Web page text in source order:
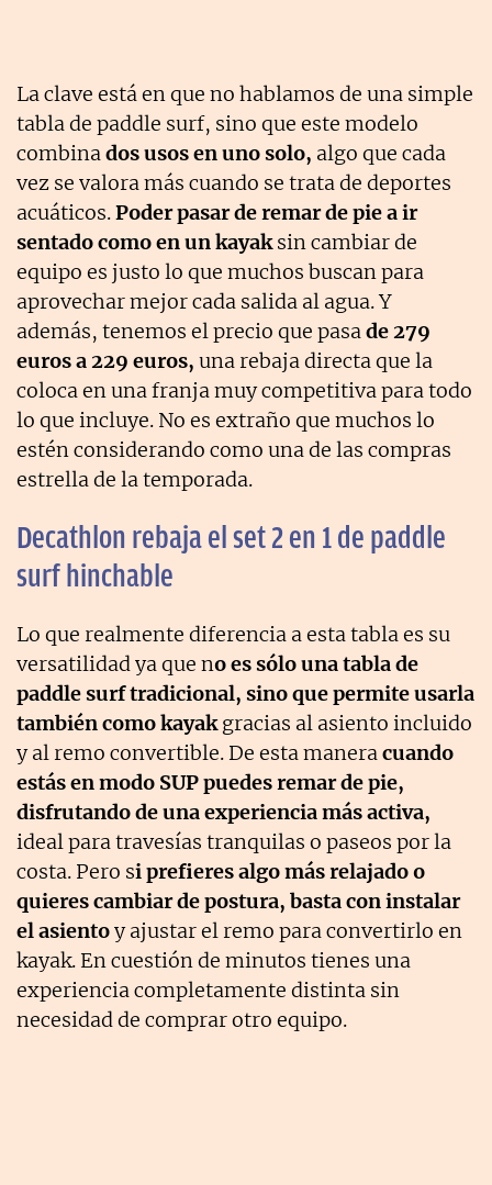
La clave está en que no hablamos de una simple
tabla de paddle surf, sino que este modelo
combinados usos en uno solo, algo que cada
vez se valora más cuando se trata de deportes
acuáticos.Poder pasar de remar de pie a ir
sentado como en un kayaksin cambiar de
equipo es justo lo que muchos buscan para
aprovechar mejor cada salida al agua. Y
además, tenemos el precio que pasade 279
euros a 229 euros, una rebaja directa que la
coloca en una franja muy competitiva para todo
lo que incluye. No es extraño que muchos lo
estén considerando como una de las compras
estrella de la temporada.
Decathlon rebaja el set 2 en 1 de paddle
surf hinchable
Lo que realmente diferencia a esta tabla es su
versatilidad ya que no es sólo una tabla de
paddle surf tradicional, sino que permite usarla
también como kayakgracias al asiento incluido
y al remo convertible. De esta maneracuando
estás en modo SUP puedes remar de pie,
disfrutando de una experiencia más activa,
ideal para travesías tranquilas o paseos por la
costa. Pero si prefieres algo más relajado o
quieres cambiar de postura, basta con instalar
el asientoy ajustar el remo para convertirlo en
kayak. En cuestión de minutos tienes una
experiencia completamente distinta sin
necesidad de comprar otro equipo.